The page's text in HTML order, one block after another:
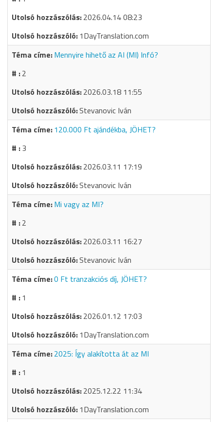
2026.04.14 08:23
1DayTranslation.com
Mennyire hihető az AI (MI) Infó?
2
2026.03.18 11:55
Stevanovic Iván
120.000 Ft ajándékba, JÖHET?
3
2026.03.11 17:19
Stevanovic Iván
Mi vagy az MI?
2
2026.03.11 16:27
Stevanovic Iván
0 Ft tranzakciós díj, JÖHET?
1
2026.01.12 17:03
1DayTranslation.com
2025: Így alakította át az MI
1
2025.12.22 11:34
1DayTranslation.com